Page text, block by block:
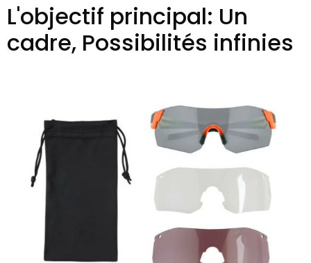
L'objectif principal: Un
cadre, Possibilités infinies